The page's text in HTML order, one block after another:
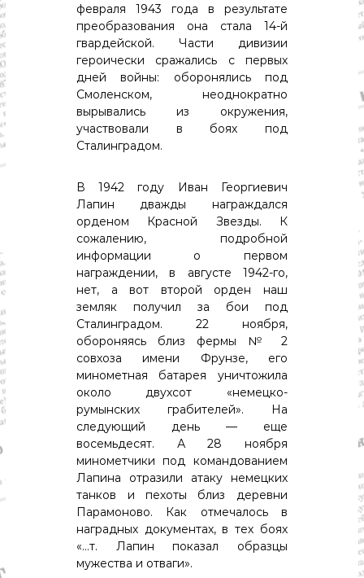
т
у
р
а
,
февраля 1943 года в результате
преобразования она стала 14-й
гвардейской. Части дивизии
героически сражались с первых
дней войны: оборонялись под
Смоленском, неоднократно
вырывались из окружения,
участвовали в боях под
Сталинградом.
В 1942 году Иван Георгиевич
Лапин дважды награждался
орденом Красной Звезды. К
сожалению, подробной
информации о первом
награждении, в августе 1942-го,
нет, а вот второй орден наш
земляк получил за бои под
Сталинградом. 22 ноября,
обороняясь близ фермы № 2
совхоза имени Фрунзе, его
минометная батарея уничтожила
около двухсот «немецко-
румынских грабителей». На
следующий день — еще
восемьдесят. А 28 ноября
минометчики под командованием
Лапина отразили атаку немецких
танков и пехоты близ деревни
Парамоново. Как отмечалось в
наградных документах, в тех боях
«…т. Лапин показал образцы
мужества и отваги».